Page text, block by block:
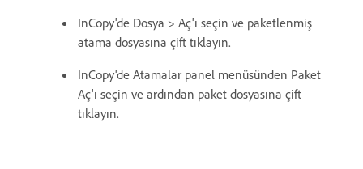
InCopy'de Dosya > Aç'ı seçin ve paketlenmiş
atama dosyasına çift tıklayın.
InCopy'de Atamalar panel menüsünden Paket
Aç'ı seçin ve ardından paket dosyasına çift
tıklayın.